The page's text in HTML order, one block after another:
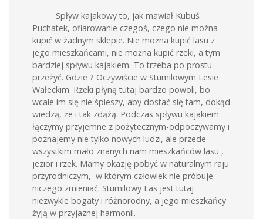
Spływ kajakowy to, jak mawiał Kubuś
Puchatek, ofiarowanie czegoś, czego nie można
kupić w żadnym sklepie. Nie można kupić lasu z
jego mieszkańcami, nie można kupić rzeki, a tym
bardziej spływu kajakiem. To trzeba po prostu
przeżyć. Gdzie ? Oczywiście w Stumilowym Lesie
Wałeckim. Rzeki płyną tutaj bardzo powoli, bo
wcale im się nie śpieszy, aby dostać się tam, dokąd
wiedzą, że i tak zdążą. Podczas spływu kajakiem
łączymy przyjemne z pożytecznym-odpoczywamy i
poznajemy nie tylko nowych ludzi, ale przede
wszystkim mało znanych nam mieszkańców lasu ,
jezior i rzek. Mamy okazję pobyć w naturalnym raju
przyrodniczym, w którym człowiek nie próbuje
niczego zmieniać. Stumilowy Las jest tutaj
niezwykle bogaty i różnorodny, a jego mieszkańcy
żyją w przyjaznej harmonii.